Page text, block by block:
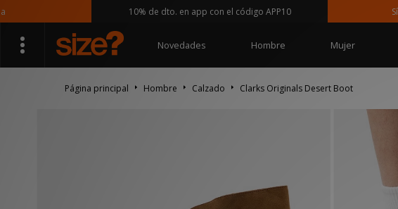
10% de dto. en app con el código APP10
Novedades Hombre Mujer
Página principal Hombre Calzado Clarks Originals Desert Boot